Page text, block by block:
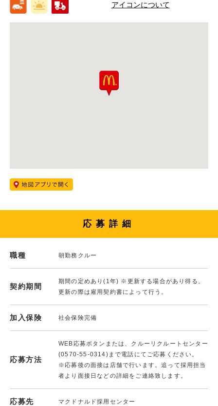
アイコンについて
応募詳細
職種 朝勤務クルー
契約期間
期間の定めあり(1年) ※更新する場合があり得る。
更新の際は雇用契約書によって行う。
加入保険 社会保険完備
応募方法
WEB応募ボタンまたは、クルーリクルートセンター
(0570-55-0314)まで電話にてご応募ください。
※応募後の面接は店舗で行います。追って採用担当
者より面接日などの詳細をご連絡致します。
応募先 マクドナルド採用センター